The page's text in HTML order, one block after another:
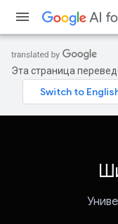
Эта страница